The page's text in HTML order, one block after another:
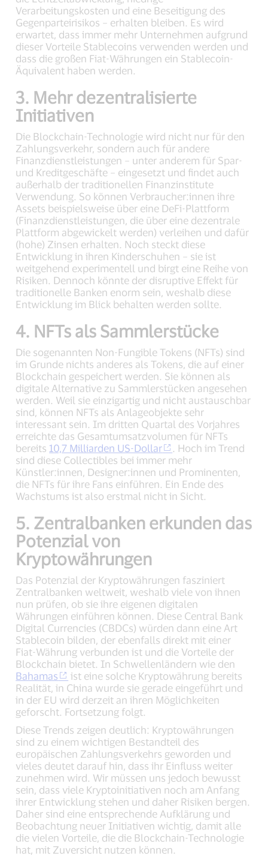
Verarbeitungskosten und eine Beseitigung des
Gegenparteirisikos – erhalten bleiben. Es wird
erwartet, dass immer mehr Unternehmen aufgrund
dieser Vorteile Stablecoins verwenden werden und
dass die großen Fiat-Währungen ein Stablecoin-
Äquivalent haben werden.
3. Mehr dezentralisierte
Initiativen
Die Blockchain-Technologie wird nicht nur für den
Zahlungsverkehr, sondern auch für andere
Finanzdienstleistungen – unter anderem für Spar-
und Kreditgeschäfte – eingesetzt und findet auch
außerhalb der traditionellen Finanzinstitute
Verwendung. So können Verbraucher:innen ihre
Assets beispielsweise über eine DeFi-Plattform
(Finanzdienstleistungen, die über eine dezentrale
Plattform abgewickelt werden) verleihen und dafür
(hohe) Zinsen erhalten. Noch steckt diese
Entwicklung in ihren Kinderschuhen – sie ist
weitgehend experimentell und birgt eine Reihe von
Risiken. Dennoch könnte der disruptive Effekt für
traditionelle Banken enorm sein, weshalb diese
Entwicklung im Blick behalten werden sollte.
4. NFTs als Sammlerstücke
Die sogenannten Non-Fungible Tokens (NFTs) sind
im Grunde nichts anderes als Tokens, die auf einer
Blockchain gespeichert werden. Sie können als
digitale Alternative zu Sammlerstücken angesehen
werden. Weil sie einzigartig und nicht austauschbar
sind, können NFTs als Anlageobjekte sehr
interessant sein. Im dritten Quartal des Vorjahres
erreichte das Gesamtumsatzvolumen für NFTs
bereits10,7 Milliarden US-Dollar
. Hoch im Trend
sind diese Collectibles bei immer mehr
Künstler:innen, Designer:innen und Prominenten,
die NFTs für ihre Fans einführen. Ein Ende des
Wachstums ist also erstmal nicht in Sicht.
5. Zentralbanken erkunden das
Potenzial von
Kryptowährungen
Das Potenzial der Kryptowährungen fasziniert
Zentralbanken weltweit, weshalb viele von ihnen
nun prüfen, ob sie ihre eigenen digitalen
Währungen einführen können. Diese Central Bank
Digital Currencies (CBDCs) würden dann eine Art
Stablecoin bilden, der ebenfalls direkt mit einer
Fiat-Währung verbunden ist und die Vorteile der
Blockchain bietet. In Schwellenländern wie den
Bahamas
ist eine solche Kryptowährung bereits
Realität, in China wurde sie gerade eingeführt und
in der EU wird derzeit an ihren Möglichkeiten
geforscht. Fortsetzung folgt.
Diese Trends zeigen deutlich: Kryptowährungen
sind zu einem wichtigen Bestandteil des
europäischen Zahlungsverkehrs geworden und
vieles deutet darauf hin, dass ihr Einfluss weiter
zunehmen wird. Wir müssen uns jedoch bewusst
sein, dass viele Kryptoinitiativen noch am Anfang
ihrer Entwicklung stehen und daher Risiken bergen.
Daher sind eine entsprechende Aufklärung und
Beobachtung neuer Initiativen wichtig, damit alle
die vielen Vorteile, die die Blockchain-Technologie
hat, mit Zuversicht nutzen können.